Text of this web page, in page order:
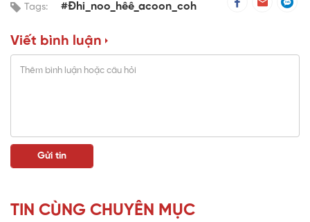
Tags: #Đhi_noo_hêê_acoon_coh
Viết bình luận
TIN CÙNG CHUYÊN MỤC